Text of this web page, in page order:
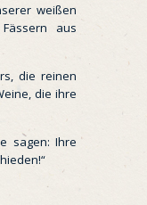
weißen
aus
die reinen
die ihre
sagen: Ihre